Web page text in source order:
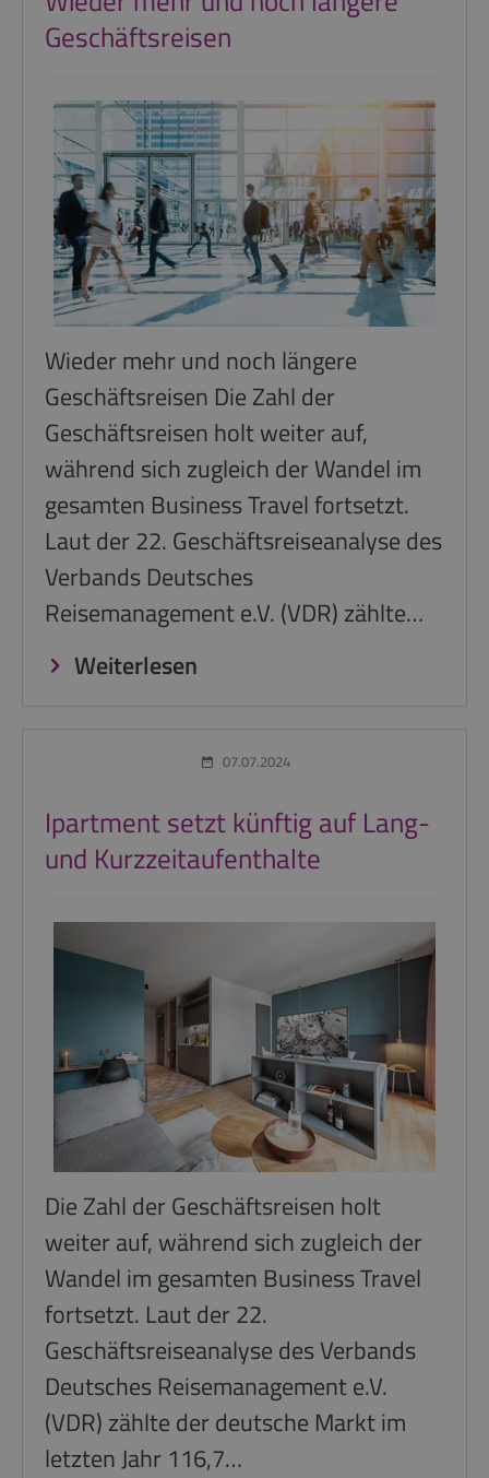
Geschäftsreisen
Wieder mehr und noch längere
Geschäftsreisen Die Zahl der
Geschäftsreisen holt weiter auf,
während sich zugleich der Wandel im
gesamten Business Travel fortsetzt.
Laut der 22. Geschäftsreiseanalyse des
Verbands Deutsches
Reisemanagement e.V. (VDR) zählte…
Weiterlesen
07.07.2024
Ipartment setzt künftig auf Lang-
und Kurzzeitaufenthalte
Die Zahl der Geschäftsreisen holt
weiter auf, während sich zugleich der
Wandel im gesamten Business Travel
fortsetzt. Laut der 22.
Geschäftsreiseanalyse des Verbands
Deutsches Reisemanagement e.V.
(VDR) zählte der deutsche Markt im
letzten Jahr 116,7…